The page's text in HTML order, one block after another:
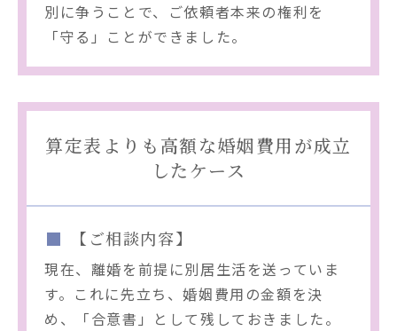
別に争うことで、ご依頼者本来の権利を
「守る」ことができました。
算定表よりも高額な婚姻費用が成立
したケース
【ご相談内容】
現在、離婚を前提に別居生活を送っていま
す。これに先立ち、婚姻費用の金額を決
め、「合意書」として残しておきました。